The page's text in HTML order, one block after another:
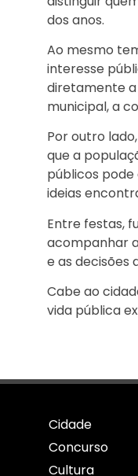
dos anos.
Ao mesmo
interesse
diretamente a
municipal, a
Por outro
que a
públicos
ideias
Entre festas,
acompanhar
e as decisões
Cabe ao
vida pública
Cidade
Concurso
Cultura